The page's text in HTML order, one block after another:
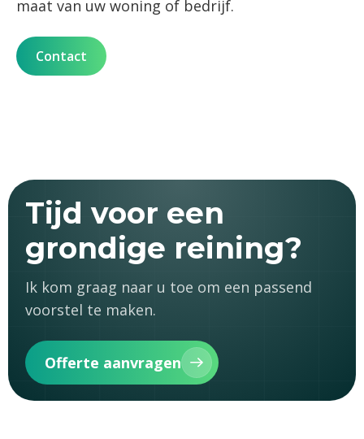
maat van uw woning of bedrijf.
Contact
Tijd voor een
grondige reining?
Ik kom graag naar u toe om een passend
voorstel te maken.
Offerte aanvragen